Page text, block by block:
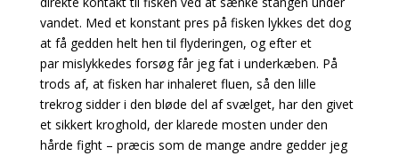
vandet. Med et konstant pres på fisken lykkes det dog
at få gedden helt hen til flyderingen, og efter et
parmislykkedes forsøg får jeg fat i underkæben. På
trods af, at fisken har inhaleret fluen, så den lille
trekrog sidder i den bløde del af svælget, har den givet
et sikkert kroghold, der klarede mosten under den
hårde fight – præcis som de mange andre gedder jeg